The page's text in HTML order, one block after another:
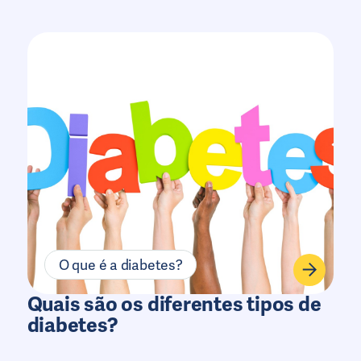
O que é a diabetes?
Quais são os diferentes tipos de
diabetes?